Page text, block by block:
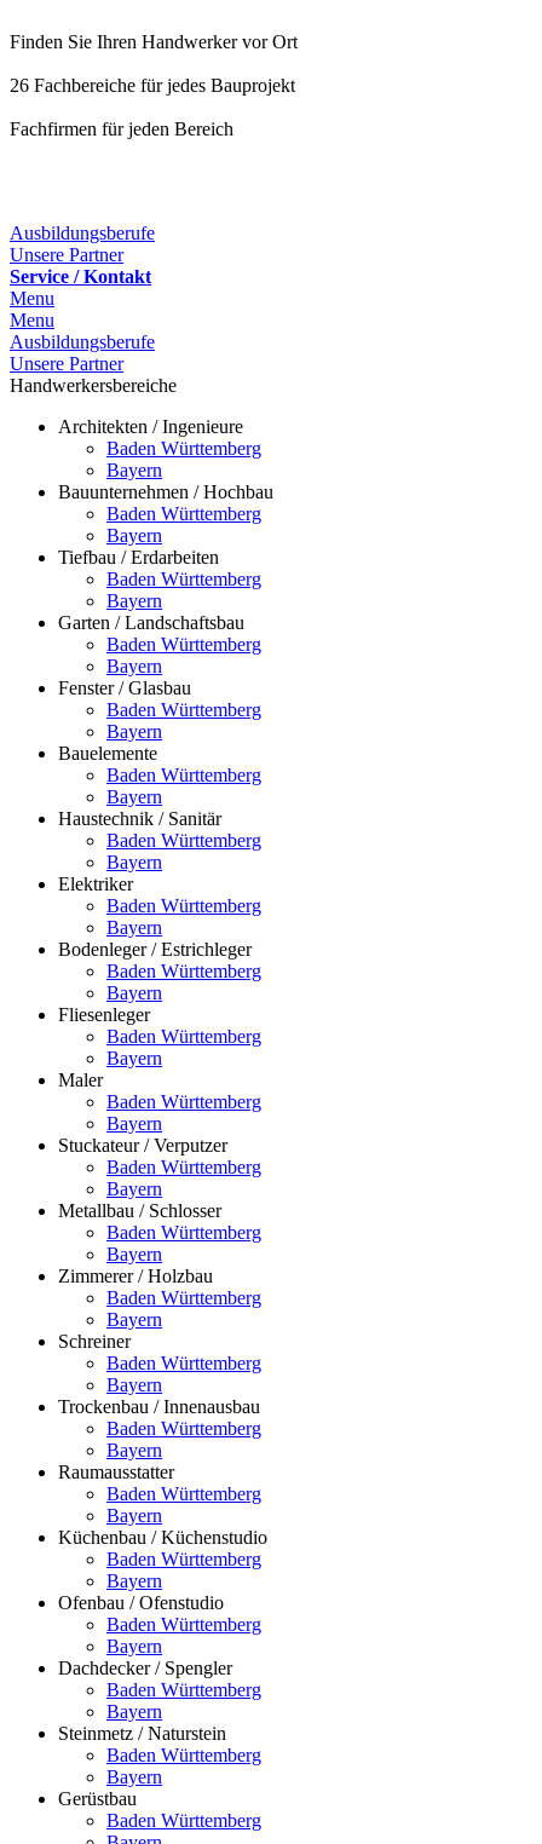
Finden Sie Ihren Handwerker vor Ort
26 Fachbereiche für jedes Bauprojekt
Fachfirmen für jeden Bereich
Ausbildungsberufe
Unsere Partner
Service / Kontakt
Menu
Menu
Ausbildungsberufe
Unsere Partner
Handwerkersbereiche
Architekten / Ingenieure
Baden Württemberg
Bayern
Bauunternehmen / Hochbau
Baden Württemberg
Bayern
Tiefbau / Erdarbeiten
Baden Württemberg
Bayern
Garten / Landschaftsbau
Baden Württemberg
Bayern
Fenster / Glasbau
Baden Württemberg
Bayern
Bauelemente
Baden Württemberg
Bayern
Haustechnik / Sanitär
Baden Württemberg
Bayern
Elektriker
Baden Württemberg
Bayern
Bodenleger / Estrichleger
Baden Württemberg
Bayern
Fliesenleger
Baden Württemberg
Bayern
Maler
Baden Württemberg
Bayern
Stuckateur / Verputzer
Baden Württemberg
Bayern
Metallbau / Schlosser
Baden Württemberg
Bayern
Zimmerer / Holzbau
Baden Württemberg
Bayern
Schreiner
Baden Württemberg
Bayern
Trockenbau / Innenausbau
Baden Württemberg
Bayern
Raumausstatter
Baden Württemberg
Bayern
Küchenbau / Küchenstudio
Baden Württemberg
Bayern
Ofenbau / Ofenstudio
Baden Württemberg
Bayern
Dachdecker / Spengler
Baden Württemberg
Bayern
Steinmetz / Naturstein
Baden Württemberg
Bayern
Gerüstbau
Baden Württemberg